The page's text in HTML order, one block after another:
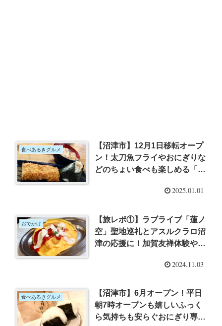
食べあるきグルメ
【沼津市】12月1日移転オープ
ン！太刀魚フライやおにぎりな
どのちょい食べも楽しめる「マ
津市千本港町）でワンコイン大
2025.01.01
おでかけ
【旅レポ①】ラブライブ「蓮ノ
空」聖地巡礼とアスルクラロ沼
津の応援に！加賀友禅体験やグ
2024.11.03
食べあるきグルメ
【沼津市】6月オープン！平日
朝7時オープンも嬉しいふっく
ら気持ちも安らぐおにぎり専門